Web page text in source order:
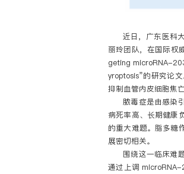
近日，广东医科
丽玲团队，在国际权
geting microRNA-
yroptosis”的研究论
抑制血管内皮细胞焦
脓毒症是由感染
病死率高、长期健康
的重大难题。脂多糖
展密切相关。
围绕这一临床难
通过上调